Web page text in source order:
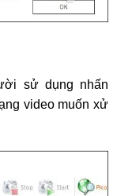
sử dụng nhấn
video muốn xử